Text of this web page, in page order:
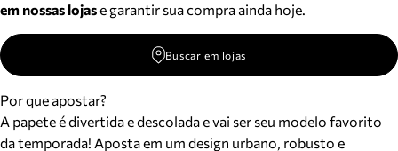
em nossas lojase garantir sua compra ainda hoje.
Buscar em lojas
Por que apostar?
A papete é divertida e descolada e vai ser seu modelo favorito
da temporada! Aposta em um design urbano, robusto e